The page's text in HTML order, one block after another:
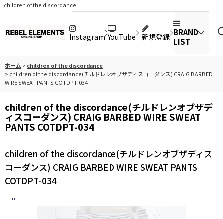
children of the discordance
Instagram YouTube 新規登録 BRAND
LIST
ホーム > children of the discordance
> children of the discordance(チルドレンオブザディスコーダンス) CRAIG BARBED
WIRE SWEAT PANTS COTDPT-034
children of the discordance(チルドレンオブザデ
ィスコーダンス) CRAIG BARBED WIRE SWEAT
PANTS COTDPT-034
children of the discordance(チルドレンオブザディス
コーダンス) CRAIG BARBED WIRE SWEAT PANTS
COTDPT-034